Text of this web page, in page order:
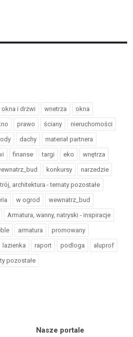
okna i drzwi wnetrza okna
prawo ściany nieruchomości
dachy materiał partnera
finanse targi eko wnętrza
konkursy narzedzie
architektura - tematy pozostałe
w ogrod wewnatrz_bud
Armatura, wanny, natryski - inspiracje
armatura promowany
lazienka raport podloga aluprof
pozostałe
Nasze portale